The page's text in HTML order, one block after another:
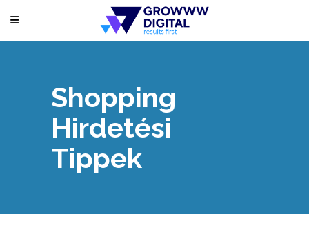
Shopping
Hirdetési
Tippek